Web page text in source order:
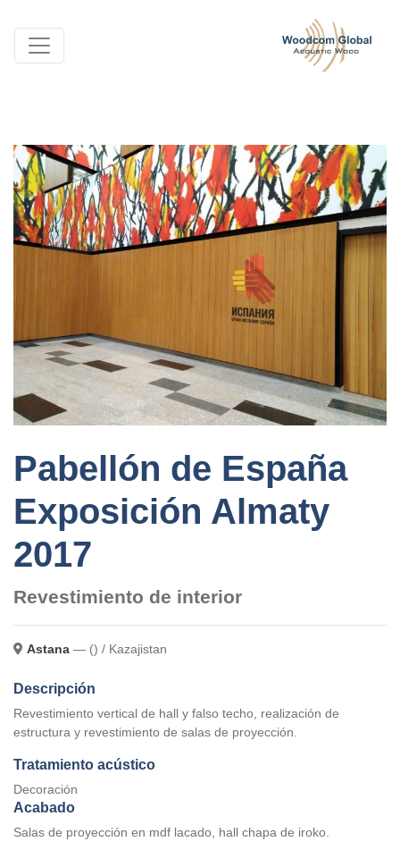
Pabellón de España
Exposición Almaty
2017
Revestimiento de interior
Astana — () / Kazajistan
Descripción
Revestimiento vertical de hall y falso techo, realización de
estructura y revestimiento de salas de proyección.
Tratamiento acústico
Decoración
Acabado
Salas de proyección en mdf lacado, hall chapa de iroko.